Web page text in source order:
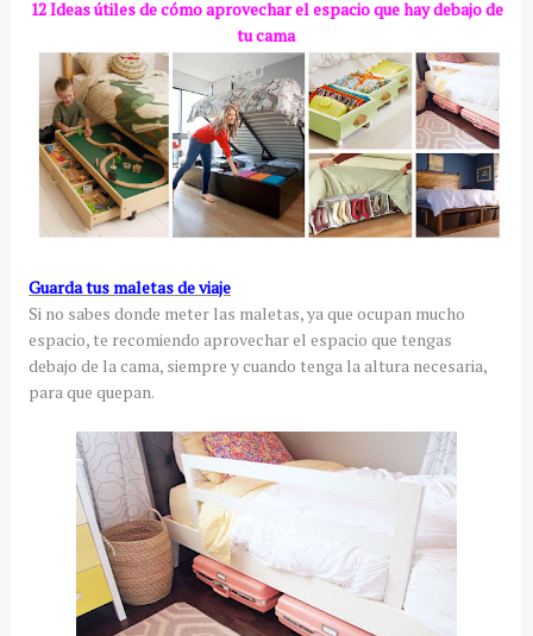
12 Ideas útiles de cómo aprovechar el espacio que hay debajo de
tu cama
Guarda tus maletas de viaje
Si no sabes donde meter las maletas, ya que ocupan mucho
espacio, te recomiendo aprovechar el espacio que tengas
debajo de la cama, siempre y cuando tenga la altura necesaria,
para que quepan.